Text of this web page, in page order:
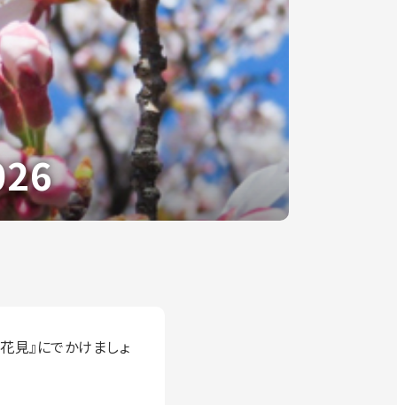
見』にでかけましょ